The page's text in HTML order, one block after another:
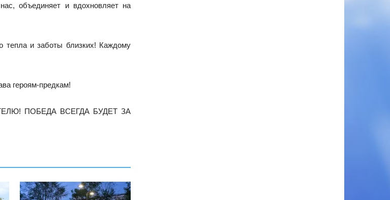
объединяет и вдохновляет на
тепла и заботы близких! Каждому
героям-предкам!
ПОБЕДА ВСЕГДА БУДЕТ ЗА